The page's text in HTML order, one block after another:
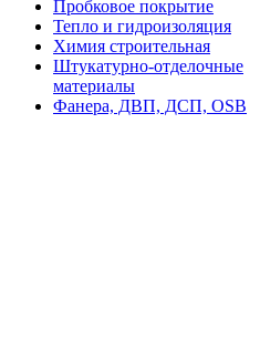
Пробковое покрытие
Тепло и гидроизоляция
Химия строительная
Штукатурно-отделочные
материалы
Фанера, ДВП, ДСП, OSB